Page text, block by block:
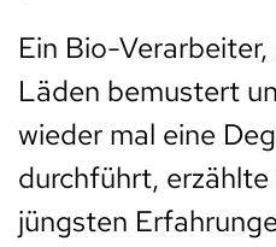
Ein Bio-
Läden bemustert
wieder mal eine
durchführt,
jüngsten